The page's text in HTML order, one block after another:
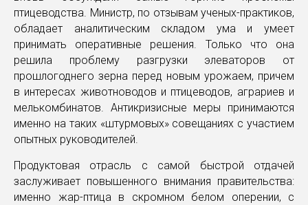
птицеводства. Министр, по отзывам ученых-практиков,
обладает аналитическим складом ума и умеет
принимать оперативные решения. Только что она
решила проблему разгрузки элеваторов от
прошлогоднего зерна перед новым урожаем, причем
в интересах животноводов и птицеводов, аграриев и
мелькомбинатов. Антикризисные меры принимаются
именно на таких «штурмовых» совещаниях с участием
опытных руководителей.
Продуктовая отрасль с самой быстрой отдачей
заслуживает повышенного внимания правительства:
именно жар-птица в скромном белом оперении, с